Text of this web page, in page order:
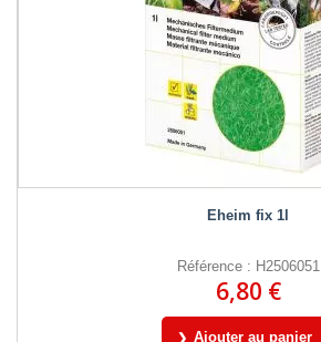
Eheim fix 1l
Référence : H2506051
6,80 €
Ajouter au panier